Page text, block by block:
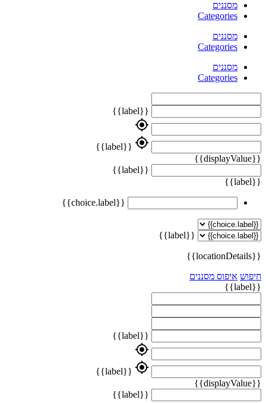
מסננים
Categories
מסננים
Categories
מסננים
Categories
{{label}}
my_location
my_location
{{label}}
{{displayValue}}
{{label}}
{{label}}
{{choice.label}}
{{label}}
{{locationDetails}}
חיפוש איפוס מסננים
{{label}}
{{label}}
my_location
my_location
{{label}}
{{displayValue}}
{{label}}